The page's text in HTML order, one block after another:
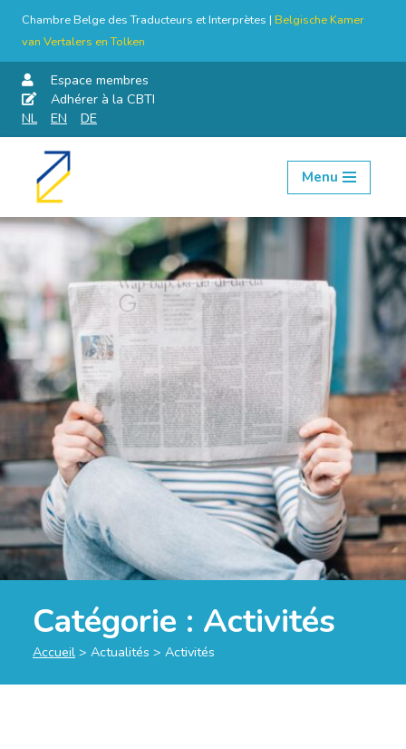
Chambre Belge des Traducteurs et Interprètes | Belgische Kamer
van Vertalers en Tolken
Espace membres
Adhérer à la CBTI
NL
EN DE
Aller
contenu
Menu
Catégorie : Activités
Accueil > Actualités > Activités